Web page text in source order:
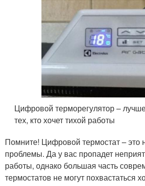
Цифровой терморегулятор –
тех, кто хочет тихой работы
Помните! Цифровой термостат – это
проблемы. Да у вас пропадет
работы, однако большая часть
термостатов не могут похвастаться